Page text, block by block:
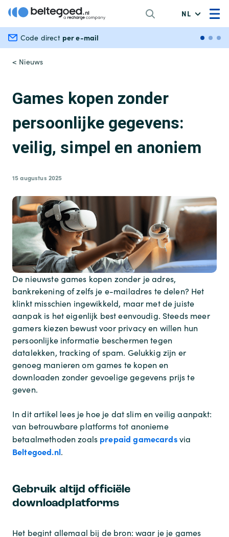
NL
Code direct per e-mail
< Nieuws
Games kopen zonder
persoonlijke gegevens:
veilig, simpel en anoniem
15 augustus 2025
De nieuwste games kopen zonder je adres,
bankrekening of zelfs je e-mailadres te delen? Het
klinkt misschien ingewikkeld, maar met de juiste
aanpak is het eigenlijk best eenvoudig. Steeds meer
gamers kiezen bewust voor privacy en willen hun
persoonlijke informatie beschermen tegen
datalekken, tracking of spam. Gelukkig zijn er
genoeg manieren om games te kopen en
downloaden zonder gevoelige gegevens prijs te
geven.
In dit artikel lees je hoe je dat slim en veilig aanpakt:
van betrouwbare platforms tot anonieme
betaalmethoden zoals prepaid gamecardsvia
Beltegoed.nl.
Gebruik altijd officiële
downloadplatforms
Het begint allemaal bij de bron: waar je je games